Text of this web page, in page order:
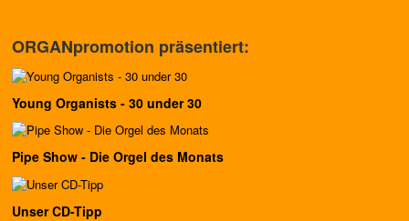
ORGANpromotion präsentiert:
Young Organists - 30 under 30
Pipe Show - Die Orgel des Monats
Unser CD-Tipp